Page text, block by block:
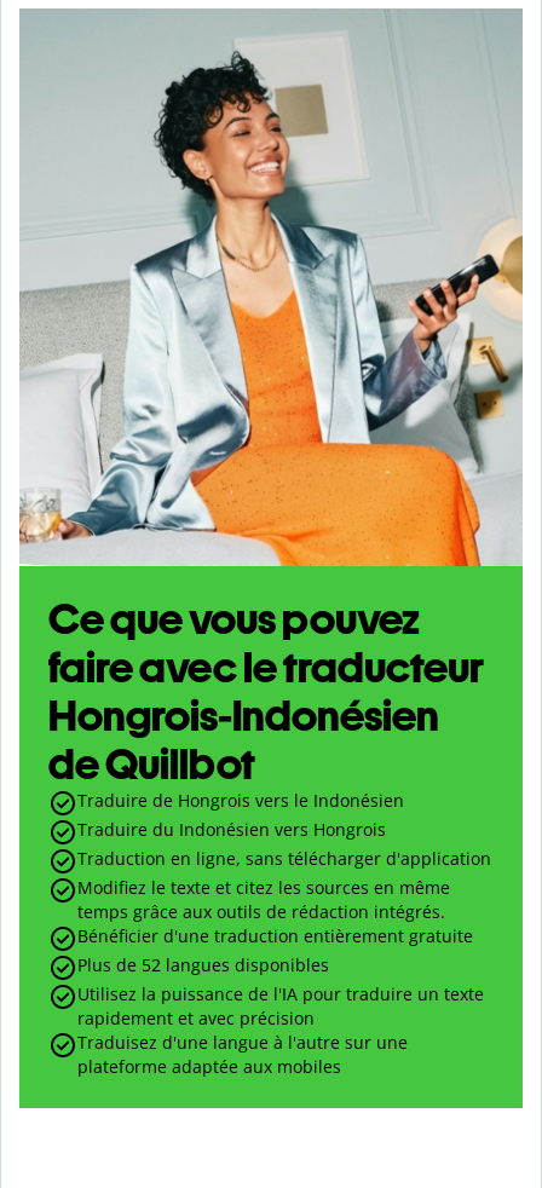
Ce que vous pouvez
faire avec le traducteur
Hongrois-Indonésien
de Quillbot
Traduire de Hongrois vers le Indonésien
Traduire du Indonésien vers Hongrois
Traduction en ligne, sans télécharger d'application
Modifiez le texte et citez les sources en même
temps grâce aux outils de rédaction intégrés.
Bénéficier d'une traduction entièrement gratuite
Plus de 52 langues disponibles
Utilisez la puissance de l'IA pour traduire un texte
rapidement et avec précision
Traduisez d'une langue à l'autre sur une
plateforme adaptée aux mobiles